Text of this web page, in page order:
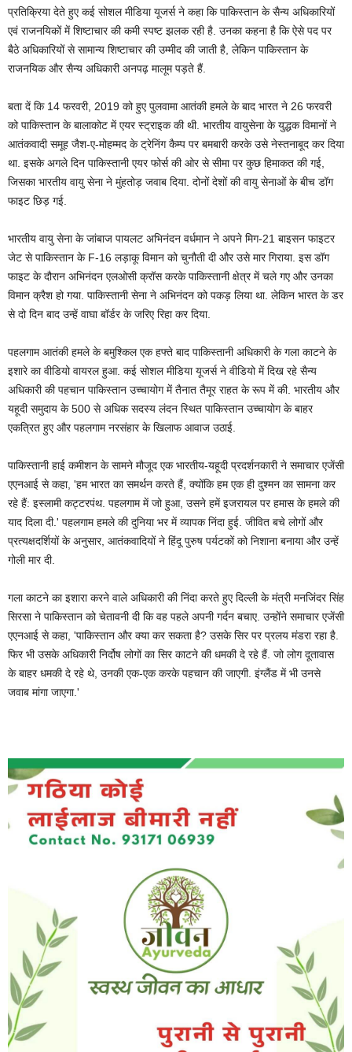
प्रतिक्रिया देते हुए कई सोशल मीडिया यूजर्स ने कहा कि पाकिस्तान के सैन्य अधिकारियों
एवं राजनयिकों में शिष्टाचार की कमी स्पष्ट झलक रही है. उनका कहना है कि ऐसे पद पर
बैठे अधिकारियों से सामान्य शिष्टाचार की उम्मीद की जाती है, लेकिन पाकिस्तान के
राजनयिक और सैन्य अधिकारी अनपढ़ मालूम पड़ते हैं.
बता दें कि 14 फरवरी, 2019 को हुए पुलवामा आतंकी हमले के बाद भारत ने 26 फरवरी
को पाकिस्तान के बालाकोट में एयर स्ट्राइक की थी. भारतीय वायुसेना के युद्धक विमानों ने
आतंकवादी समूह जैश-ए-मोहम्मद के ट्रेनिंग कैम्प पर बमबारी करके उसे नेस्तनाबूद कर दिया
था. इसके अगले दिन पाकिस्तानी एयर फोर्स की ओर से सीमा पर कुछ हिमाकत की गई,
जिसका भारतीय वायु सेना ने मुंहतोड़ जवाब दिया. दोनों देशों की वायु सेनाओं के बीच डॉग
फाइट छिड़ गई.
भारतीय वायु सेना के जांबाज पायलट अभिनंदन वर्धमान ने अपने मिग-21 बाइसन फाइटर
जेट से पाकिस्तान के F-16 लड़ाकू विमान को चुनौती दी और उसे मार गिराया. इस डॉग
फाइट के दौरान अभिनंदन एलओसी क्रॉस करके पाकिस्तानी क्षेत्र में चले गए और उनका
विमान क्रैश हो गया. पाकिस्तानी सेना ने अभिनंदन को पकड़ लिया था. लेकिन भारत के डर
से दो दिन बाद उन्हें वाघा बॉर्डर के जरिए रिहा कर दिया.
पहलगाम आतंकी हमले के बमुश्किल एक हफ्ते बाद पाकिस्तानी अधिकारी के गला काटने के
इशारे का वीडियो वायरल हुआ. कई सोशल मीडिया यूजर्स ने वीडियो में दिख रहे सैन्य
अधिकारी की पहचान पाकिस्तान उच्चायोग में तैनात तैमूर राहत के रूप में की. भारतीय और
यहूदी समुदाय के 500 से अधिक सदस्य लंदन स्थित पाकिस्तान उच्चायोग के बाहर
एकत्रित हुए और पहलगाम नरसंहार के खिलाफ आवाज उठाई.
पाकिस्तानी हाई कमीशन के सामने मौजूद एक भारतीय-यहूदी प्रदर्शनकारी ने समाचार एजेंसी
एएनआई से कहा, 'हम भारत का समर्थन करते हैं, क्योंकि हम एक ही दुश्मन का सामना कर
रहे हैं: इस्लामी कट्टरपंथ. पहलगाम में जो हुआ, उसने हमें इजरायल पर हमास के हमले की
याद दिला दी.' पहलगाम हमले की दुनिया भर में व्यापक निंदा हुई. जीवित बचे लोगों और
प्रत्यक्षदर्शियों के अनुसार, आतंकवादियों ने हिंदू पुरुष पर्यटकों को निशाना बनाया और उन्हें
गोली मार दी.
गला काटने का इशारा करने वाले अधिकारी की निंदा करते हुए दिल्ली के मंत्री मनजिंदर सिंह
सिरसा ने पाकिस्तान को चेतावनी दी कि वह पहले अपनी गर्दन बचाए. उन्होंने समाचार एजेंसी
एएनआई से कहा, 'पाकिस्तान और क्या कर सकता है? उसके सिर पर प्रलय मंडरा रहा है.
फिर भी उसके अधिकारी निर्दोष लोगों का सिर काटने की धमकी दे रहे हैं. जो लोग दूतावास
के बाहर धमकी दे रहे थे, उनकी एक-एक करके पहचान की जाएगी. इंग्लैंड में भी उनसे
जवाब मांगा जाएगा.'